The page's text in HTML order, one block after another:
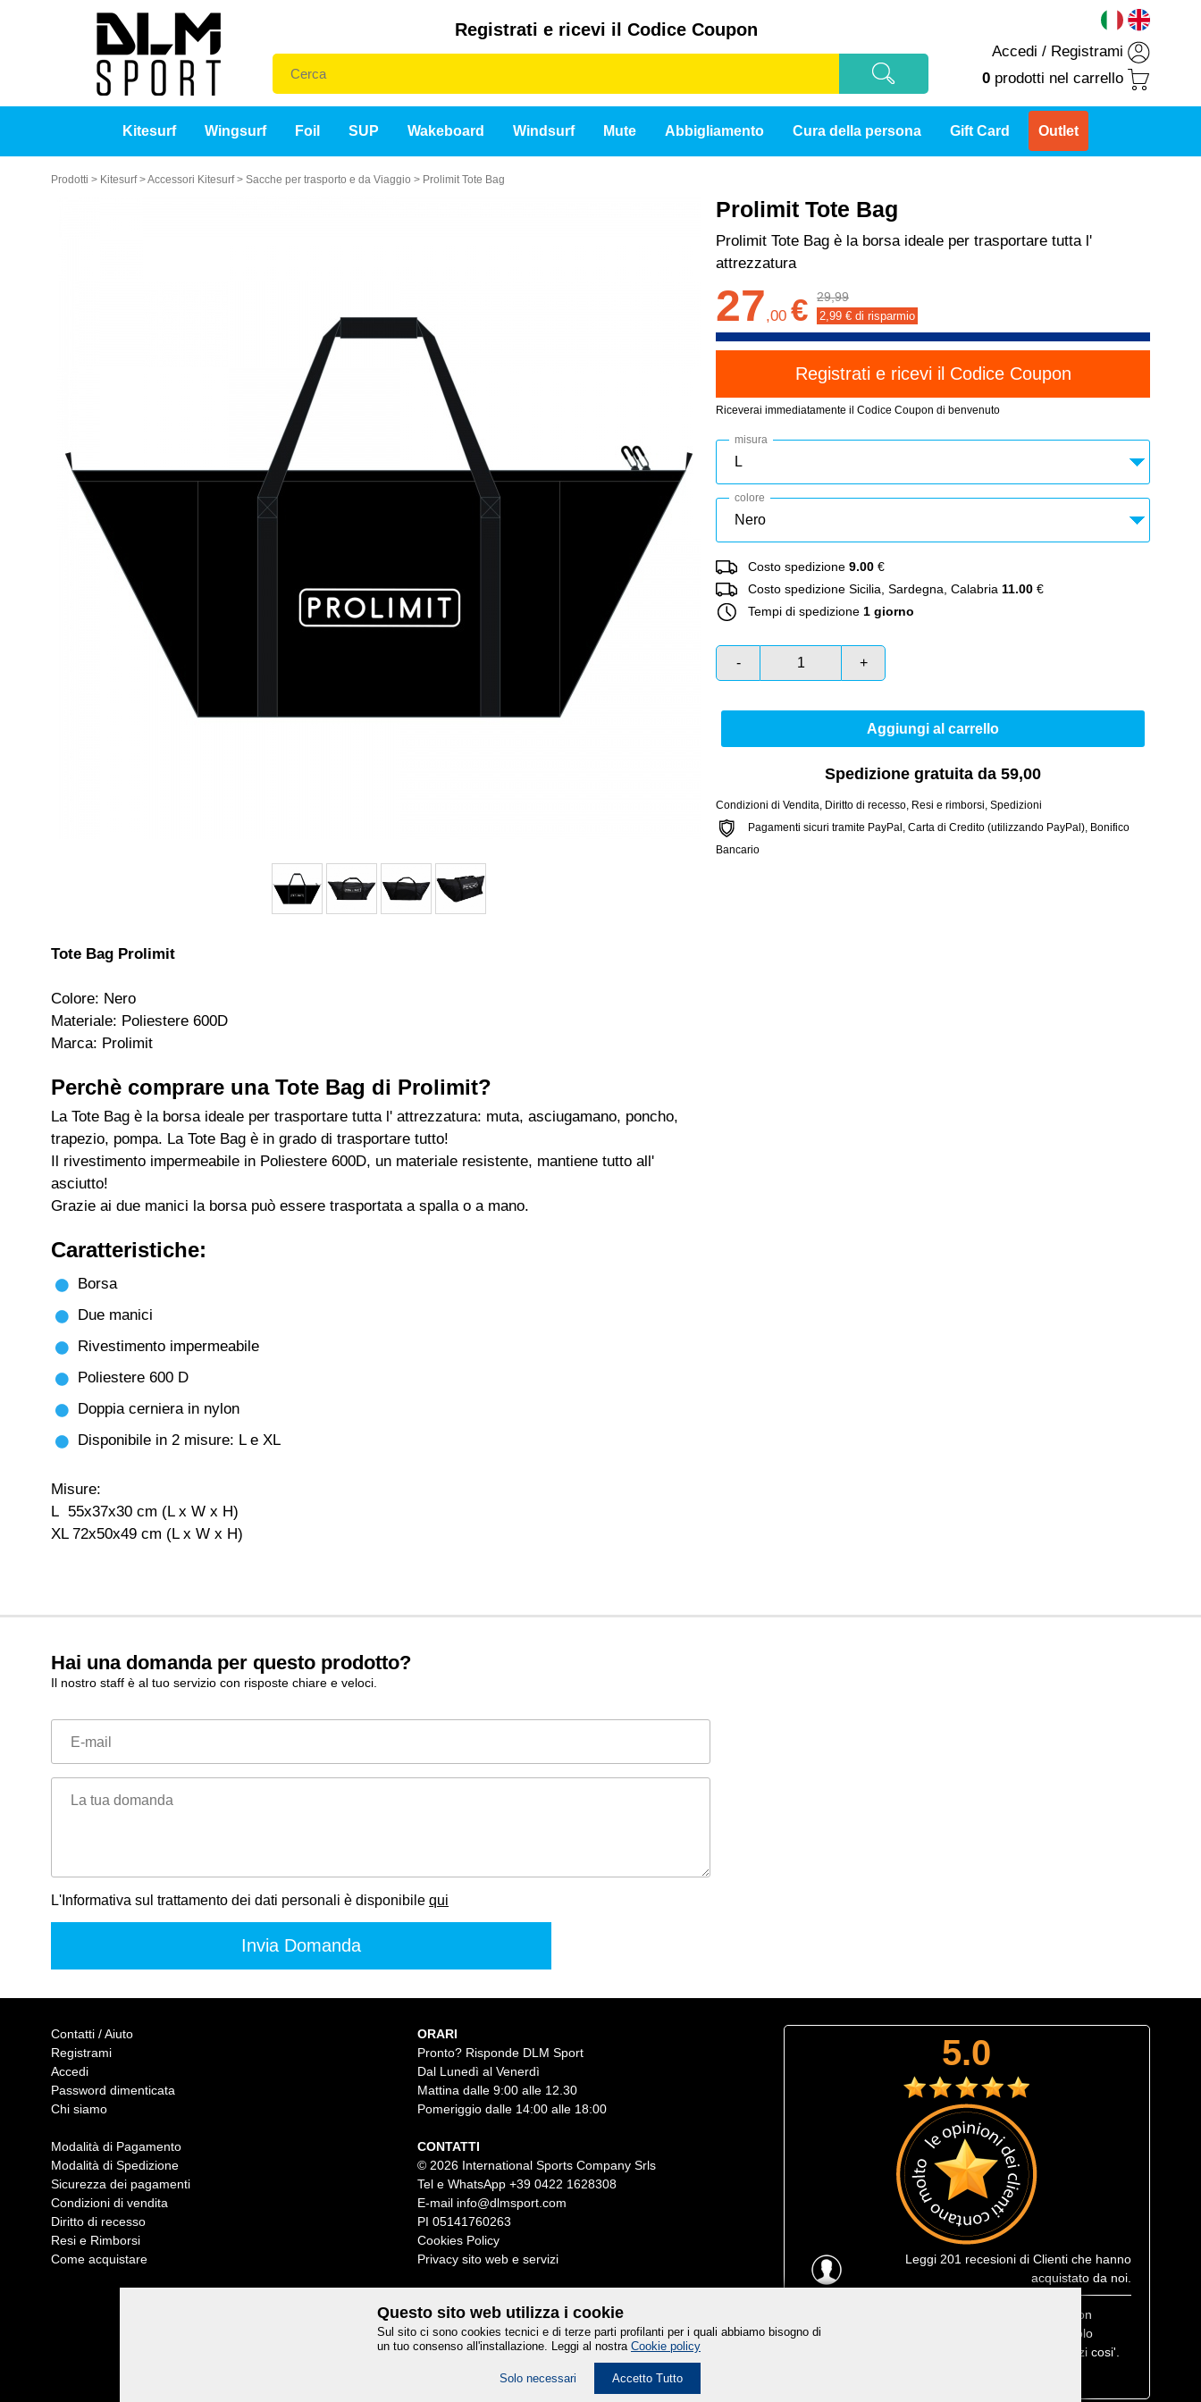
Registrati e ricevi il Codice Coupon
Accedi / Registrami
0 prodotti nel carrello
Kitesurf Wingsurf Foil SUP Wakeboard Windsurf Mute Abbigliamento Cura della persona Gift Card Outlet
Prodotti > Kitesurf>Accessori Kitesurf> Sacche per trasporto e da Viaggio > Prolimit Tote Bag
Prolimit Tote Bag
Prolimit Tote Bag è la borsa ideale per trasportare tutta l'
attrezzatura
27,00 € 29,99
2,99 € di risparmio
Riceverai immediatamente il Codice Coupon di benvenuto
misura
colore
Costo spedizione 9.00 €
Costo spedizione Sicilia, Sardegna, Calabria 11.00 €
Tempi di spedizione 1 giorno
- +
Aggiungi al carrello
Spedizione gratuita da 59,00
Condizioni di Vendita, Diritto di recesso, Resi e rimborsi, Spedizioni
Pagamenti sicuri tramite PayPal, Carta di Credito (utilizzando PayPal), Bonifico
Bancario
Tote Bag Prolimit
Colore: Nero
Materiale: Poliestere 600D
Marca: Prolimit
Perchè comprare una Tote Bag di Prolimit?
La Tote Bag è la borsa ideale per trasportare tutta l' attrezzatura: muta, asciugamano, poncho,
trapezio, pompa. La Tote Bag è in grado di trasportare tutto!
Il rivestimento impermeabile in Poliestere 600D, un materiale resistente, mantiene tutto all'
asciutto!
Grazie ai due manici la borsa può essere trasportata a spalla o a mano.
Caratteristiche:
Borsa
Due manici
Rivestimento impermeabile
Poliestere 600 D
Doppia cerniera in nylon
Disponibile in 2 misure: L e XL
Misure:
L 55x37x30 cm (L x W x H)
XL 72x50x49 cm (L x W x H)
Hai una domanda per questo prodotto?
Il nostro staff è al tuo servizio con risposte chiare e veloci.
E-mail
La tua domanda
L'Informativa sul trattamento dei dati personali è disponibile qui
Contatti / Aiuto
Registrami
Accedi
Password dimenticata
Chi siamo
Modalità di Pagamento
Modalità di Spedizione
Sicurezza dei pagamenti
Condizioni di vendita
Diritto di recesso
Resi e Rimborsi
Come acquistare
ORARI
Pronto? Risponde DLM Sport
Dal Lunedì al Venerdì
Mattina dalle 9:00 alle 12.30
Pomeriggio dalle 14:00 alle 18:00
CONTATTI
© 2026 International Sports Company Srls
Tel e WhatsApp +39 0422 1628308
E-mail info@dlmsport.com
PI 05141760263
Cookies Policy
Privacy sito web e servizi
Credits
5.0
Leggi 201 recesionidi Clienti che hanno
acquistato da noi.
: Muta corta estiva Prolimit fusion
eccezionale, leggerissima e consegnatami in 1 solo
giorno lavorativo, che efficenza, trovarne di negozi cosi'.
Questo sito web utilizza i cookie
Sul sito ci sono cookies tecnici e di terze parti profilanti per i quali abbiamo bisogno di
un tuo consenso all'installazione. Leggi al nostra Cookie policy
Solo necessari Accetto Tutto